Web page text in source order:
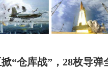
“仓库战”，28枚导弹